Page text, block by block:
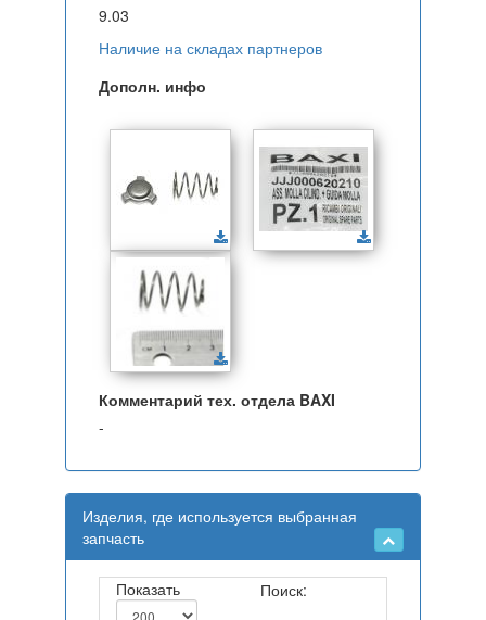
9.03
Наличие на складах партнеров
Дополн. инфо
Комментарий тех. отдела BAXI
-
Изделия, где используется выбранная
запчасть
Показать Поиск: